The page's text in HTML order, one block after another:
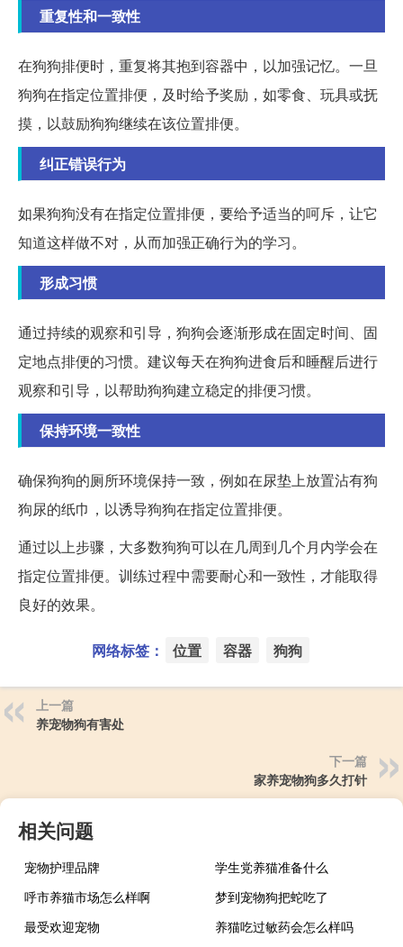
重复性和一致性
在狗狗排便时，重复将其抱到容器中，以加强记忆。一旦
狗狗在指定位置排便，及时给予奖励，如零食、玩具或抚
摸，以鼓励狗狗继续在该位置排便。
纠正错误行为
如果狗狗没有在指定位置排便，要给予适当的呵斥，让它
知道这样做不对，从而加强正确行为的学习。
形成习惯
通过持续的观察和引导，狗狗会逐渐形成在固定时间、固
定地点排便的习惯。建议每天在狗狗进食后和睡醒后进行
观察和引导，以帮助狗狗建立稳定的排便习惯。
保持环境一致性
确保狗狗的厕所环境保持一致，例如在尿垫上放置沾有狗
狗尿的纸巾，以诱导狗狗在指定位置排便。
通过以上步骤，大多数狗狗可以在几周到几个月内学会在
指定位置排便。训练过程中需要耐心和一致性，才能取得
良好的效果。
网络标签： 位置 容器 狗狗
上一篇
养宠物狗有害处
下一篇
家养宠物狗多久打针
相关问题
宠物护理品牌
学生党养猫准备什么
呼市养猫市场怎么样啊
梦到宠物狗把蛇吃了
最受欢迎宠物
养猫吃过敏药会怎么样吗